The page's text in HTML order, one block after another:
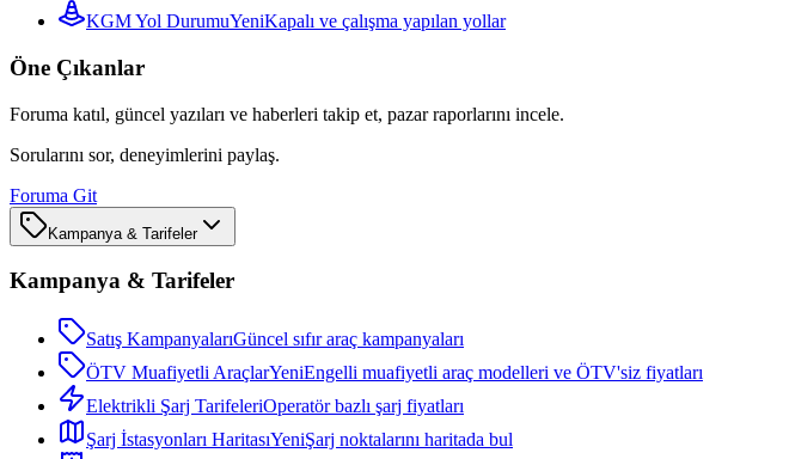
KGM Yol DurumuYeniKapalı ve çalışma yapılan yollar
Öne Çıkanlar
Foruma katıl, güncel yazıları ve haberleri takip et, pazar raporlarını incele.
Sorularını sor, deneyimlerini paylaş.
Foruma Git
Kampanya & Tarifeler
Kampanya & Tarifeler
Satış KampanyalarıGüncel sıfır araç kampanyaları
ÖTV Muafiyetli AraçlarYeniEngelli muafiyetli araç modelleri ve ÖTV'siz fiyatları
Elektrikli Şarj TarifeleriOperatör bazlı şarj fiyatları
Şarj İstasyonları HaritasıYeniŞarj noktalarını haritada bul